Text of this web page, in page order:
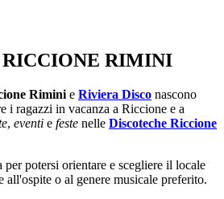
RIMINI
Rimini e Riviera Disco nascono
i ragazzi in vacanza a Riccione e a
, eventi e feste nelle Discoteche Riccione
potersi orientare e scegliere il locale
all'ospite o al genere musicale preferito.